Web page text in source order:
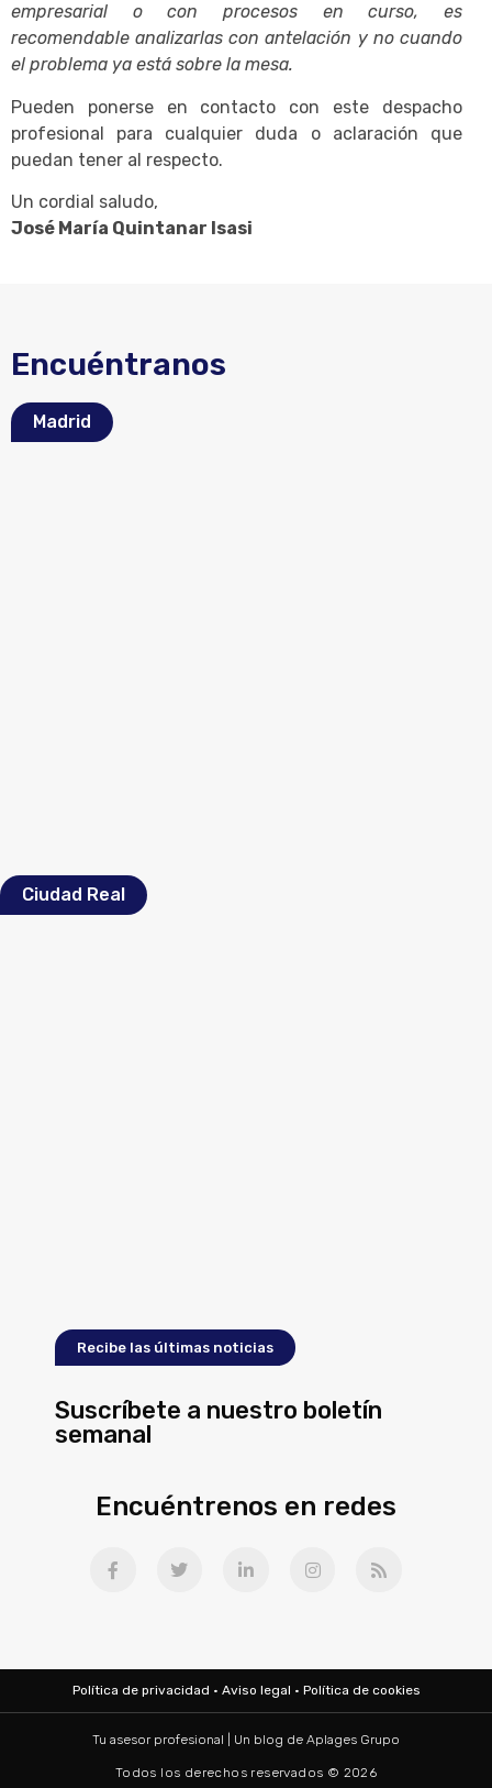
empresarial o con procesos en curso, es
recomendable analizarlas con antelación y no cuando
el problema ya está sobre la mesa.
Pueden ponerse en contacto con este despacho
profesional para cualquier duda o aclaración que
puedan tener al respecto.
Un cordial saludo,
José María Quintanar Isasi
Encuéntranos
Madrid
Ciudad Real
Recibe las últimas noticias
Suscríbete a nuestro boletín
semanal
Encuéntrenos en redes
Política de privacidad · Aviso legal · Política de cookies
Tu asesor profesional | Un blog de Aplages Grupo
Todos los derechos reservados © 2026